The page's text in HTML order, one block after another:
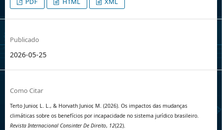
Publicado
2026-05-25
Como Citar
Terto Junior, L. L., & Horvath Junior, M. (2026). Os impactos das mudanças
climáticas sobre os benefícios por incapacidade no sistema jurídico brasileiro.
Revista Internacional Consinter De Direito, 12(22).